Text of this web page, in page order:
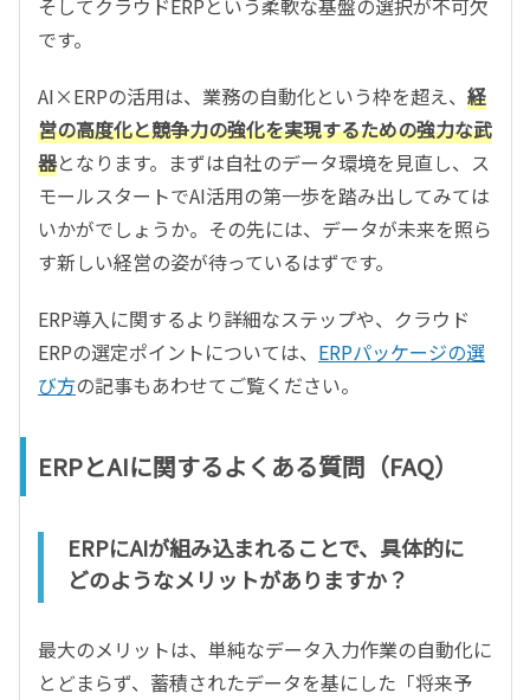
そしてクラウドERPという柔軟な基盤の選択が不可欠
です。
AI×ERPの活用は、業務の自動化という枠を超え、 経
営の高度化と競争力の強化を実現するための強力な武
器となります。まずは自社のデータ環境を見直し、ス
モールスタートでAI活用の第一歩を踏み出してみては
いかがでしょうか。その先には、データが未来を照ら
す新しい経営の姿が待っているはずです。
ERP導入に関するより詳細なステップや、クラウド
ERPの選定ポイントについては、 ERPパッケージの選
び方の記事もあわせてご覧ください。
ERPとAIに関するよくある質問（FAQ）
ERPにAIが組み込まれることで、具体的に
どのようなメリットがありますか？
最大のメリットは、単純なデータ入力作業の自動化に
とどまらず、蓄積されたデータを基にした「将来予